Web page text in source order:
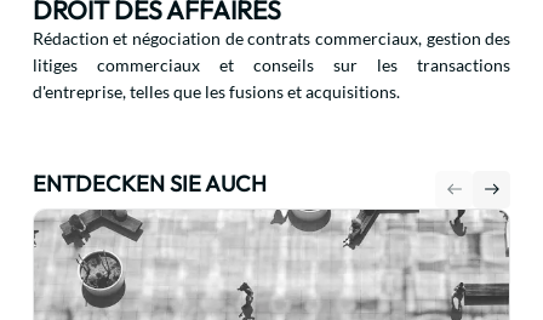
DROIT DES AFFAIRES
Rédaction et négociation de contrats commerciaux, gestion des
litiges commerciaux et conseils sur les transactions
d'entreprise, telles que les fusions et acquisitions.
ENTDECKEN SIE AUCH